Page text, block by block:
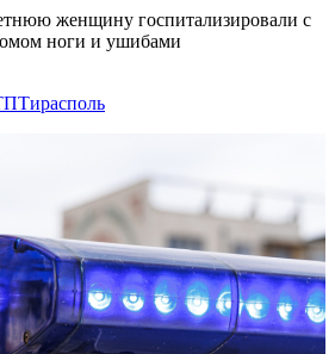
женщину госпитализировали с
ноги и ушибами
Тирасполь